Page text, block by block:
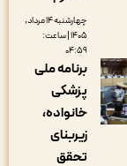
چهارشنبه ۱۴ مرداد,
۱۴۰۵ | ساعت:
برنامه ملی
پزشکی
خانواده،